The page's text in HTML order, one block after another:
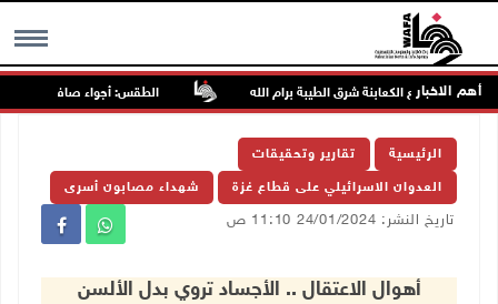
MENU أهم الاخبار
تجمع الكعابنة شرق الطيبة برام الله الطقس: أجواء صافية صيفية
الرئيسية تقارير وتحقيقات
العدوان الاسرائيلي على قطاع غزة شهداء مصابون أسرى
تاريخ النشر: 24/01/2024 11:10 ص
أهوال الاعتقال .. الأجساد تروي بدل الألسن